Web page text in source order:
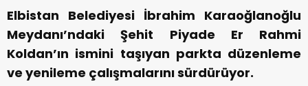
Elbistan Belediyesi İbrahim Karaoğlanoğlu
Meydanı’ndaki Şehit Piyade Er Rahmi
Koldan’ın ismini taşıyan parkta düzenleme
ve yenileme çalışmalarını sürdürüyor.